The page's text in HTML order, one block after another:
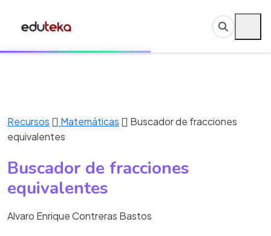
Recursos Matemáticas
Buscador de fracciones
equivalentes
Buscador de fracciones
equivalentes
Alvaro Enrique Contreras Bastos